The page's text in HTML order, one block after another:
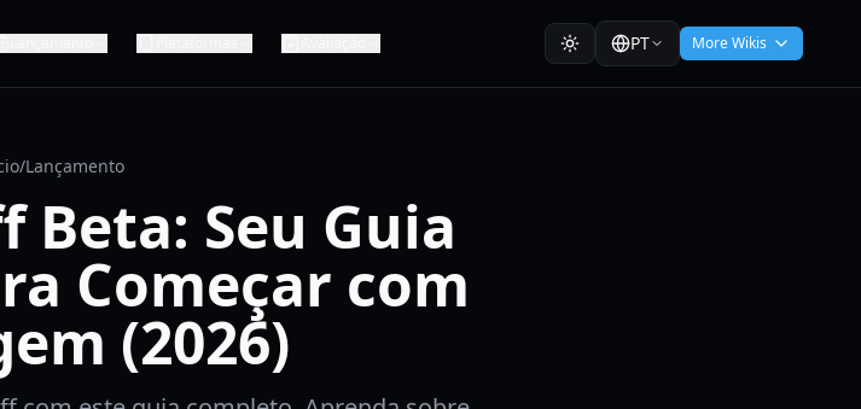
PT More Wikis
/Lançamento
Beta: Seu Guia
Começar com
(2026)